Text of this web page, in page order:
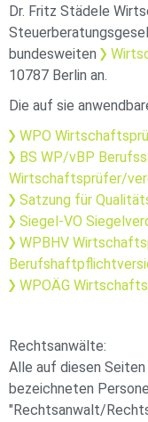
Dr. Fritz Städele
bundesweiten
10787 Berlin an.
Die auf sie
WPO
BS WP/vBP
Wirtschaftsprüfer/
Satzung für
Siegel-VO
WPBHV
WPOÄG
Rechtsanwälte:
Alle auf diesen
bezeichneten
"Rechtsanwalt/